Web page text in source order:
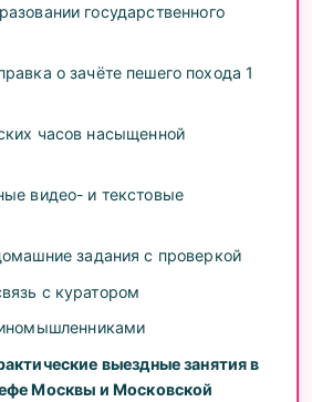
желающих
диплом и практический
государственного
о зачёте пешего похода 1
часов насыщенной
видео- и текстовые
задания с проверкой
с куратором
выездные занятия в
Москвы и Московской